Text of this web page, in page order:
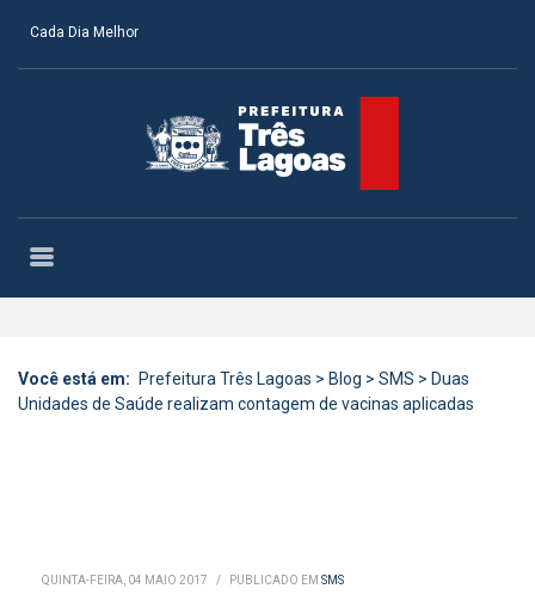
Cada Dia Melhor
Você está em: Prefeitura Três Lagoas > Blog > SMS > Duas
Unidades de Saúde realizam contagem de vacinas aplicadas
QUINTA-FEIRA, 04 MAIO 2017 / PUBLICADO EM SMS